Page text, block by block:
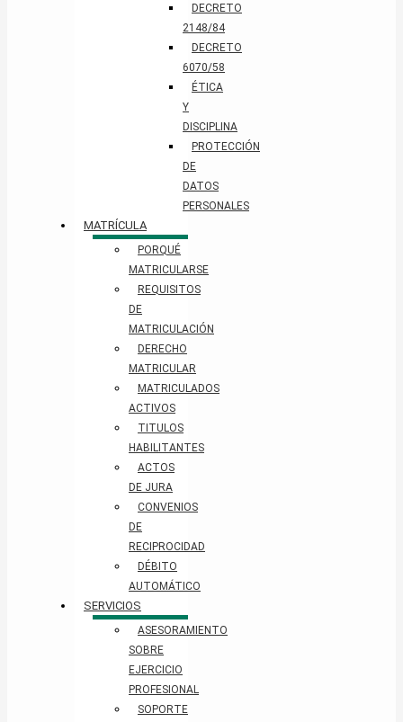
DECRETO
2148/84
DECRETO
6070/58
ÉTICA
Y
DISCIPLINA
PROTECCIÓN
DE
DATOS
PERSONALES​
MATRÍCULA
PORQUÉ
MATRICULARSE
REQUISITOS
DE
MATRICULACIÓN
DERECHO
MATRICULAR
MATRICULADOS
ACTIVOS
TITULOS
HABILITANTES
ACTOS
DE JURA
CONVENIOS
DE
RECIPROCIDAD
DÉBITO
AUTOMÁTICO
SERVICIOS
ASESORAMIENTO
SOBRE
EJERCICIO
PROFESIONAL
SOPORTE